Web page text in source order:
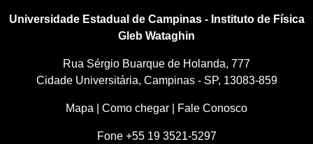
Universidade Estadual de Campinas - Instituto de Física
Gleb Wataghin
Rua Sérgio Buarque de Holanda, 777
Cidade Universitária, Campinas - SP, 13083-859
Mapa Como chegar Fale Conosco
Fone +55 19 3521-5297